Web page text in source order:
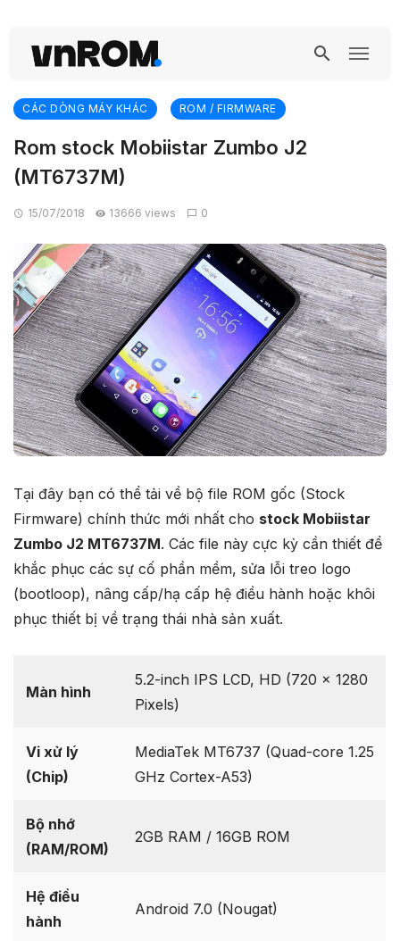
CÁC DÒNG MÁY KHÁC ROM / FIRMWARE
Rom stock Mobiistar Zumbo J2
(MT6737M)
15/07/2018 13666 views 0
Tại đây bạn có thể tải về bộ file ROM gốc (Stock
Firmware) chính thức mới nhất cho stock Mobiistar
Zumbo J2 MT6737M. Các file này cực kỳ cần thiết để
khắc phục các sự cố phần mềm, sửa lỗi treo logo
(bootloop), nâng cấp/hạ cấp hệ điều hành hoặc khôi
phục thiết bị về trạng thái nhà sản xuất.
Màn hình
5.2-inch IPS LCD, HD (720 x 1280
Pixels)
Vi xử lý
(Chip)
MediaTek MT6737 (Quad-core 1.25
GHz Cortex-A53)
Bộ nhớ
(RAM/ROM)
2GB RAM / 16GB ROM
Hệ điều
hành
Android 7.0 (Nougat)